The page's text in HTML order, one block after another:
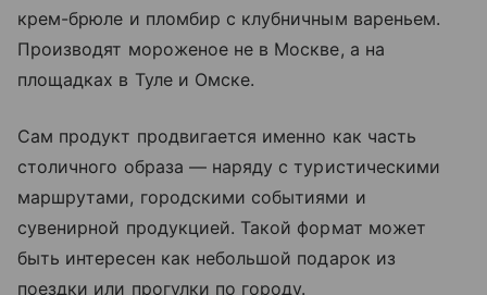
крем-брюле и пломбир с клубничным вареньем.
Производят мороженое не в Москве, а на
площадках в Туле и Омске.
Сам продукт продвигается именно как часть
столичного образа — наряду с туристическими
маршрутами, городскими событиями и
сувенирной продукцией. Такой формат может
быть интересен как небольшой подарок из
поездки или прогулки по городу.